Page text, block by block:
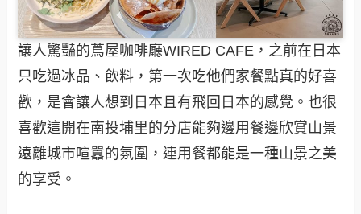
讓人驚豔的蔦屋咖啡廳WIRED CAFE，之前在日本
只吃過冰品、飲料，第一次吃他們家餐點真的好喜
歡，是會讓人想到日本且有飛回日本的感覺。也很
喜歡這開在南投埔里的分店能夠邊用餐邊欣賞山景
遠離城市喧囂的氛圍，連用餐都能是一種山景之美
的享受。